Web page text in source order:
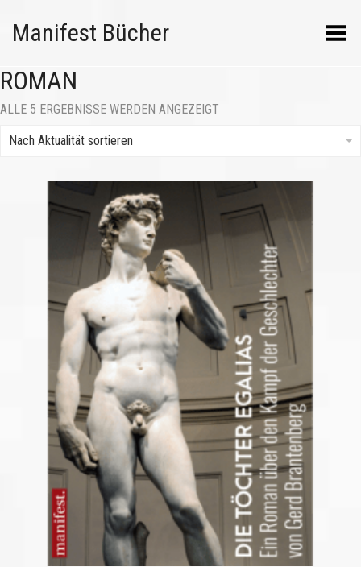
Manifest Bücher Menü umschalten
ROMAN
ALLE 5 ERGEBNISSE WERDEN ANGEZEIGT
Nach Aktualität sortieren